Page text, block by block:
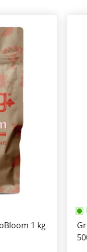
1 kg